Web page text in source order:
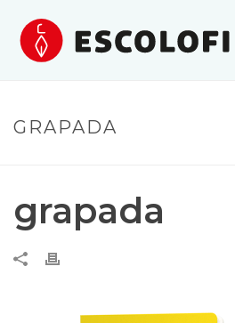
GRAPADA
grapada